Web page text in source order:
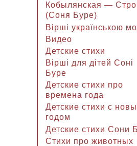
Кобылянская —
(Соня Буре)
Вірші українською
Видео
Детские стихи
Вірші для дітей Соні
Буре
Детские стихи про
времена года
Детские стихи с
годом
Детские стихи Сони
Стихи про животных